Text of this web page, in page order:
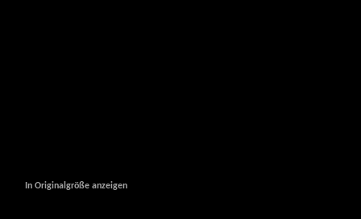
In Originalgröße anzeigen
In Originalgröße anzeigen
In Originalgröße anzeigen